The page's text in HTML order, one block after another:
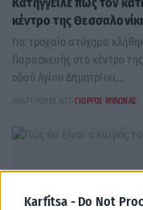
Karfitsa - Do Not
κέντρο της
Για τροχαίο ατύχημα
Παρασκευής στο κέντρο
οδού Αγίου Δημητρίου,...
ΑΝΑΡΤΉΘΗΚΕ ΑΠΌ ΓΙΏΡΓΟΣ ΜΥΛΩΝΆΣ